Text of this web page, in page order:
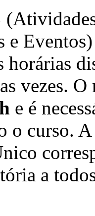
e
horárias
vezes.
e é
o curso.
a